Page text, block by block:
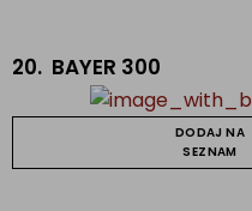
20. BAYER 300
DODAJ NA
SEZNAM